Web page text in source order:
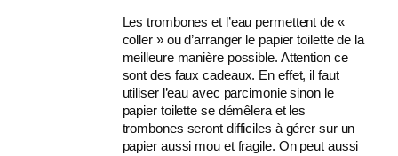
Les trombones et l’eau permettent de «
coller » ou d’arranger le papier toilette de la
meilleure manière possible. Attention ce
sont des faux cadeaux. En effet, il faut
utiliser l’eau avec parcimonie sinon le
papier toilette se démêlera et les
trombones seront difficiles à gérer sur un
papier aussi mou et fragile. On peut aussi